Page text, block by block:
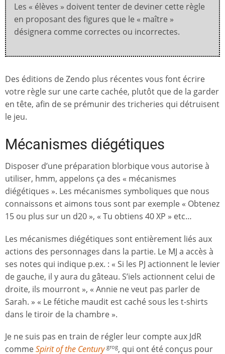
Les « élèves » doivent tenter de deviner cette règle
en proposant des figures que le « maître »
désignera comme correctes ou incorrectes.
Des éditions de Zendo plus récentes vous font écrire
votre règle sur une carte cachée, plutôt que de la garder
en tête, afin de se prémunir des tricheries qui détruisent
le jeu.
Mécanismes diégétiques
Disposer d’une préparation blorbique vous autorise à
utiliser, hmm, appelons ça des « mécanismes
diégétiques ». Les mécanismes symboliques que nous
connaissons et aimons tous sont par exemple « Obtenez
15 ou plus sur un d20 », « Tu obtiens 40 XP » etc…
Les mécanismes diégétiques sont entièrement liés aux
actions des personnages dans la partie. Le MJ a accès à
ses notes qui indique p.ex. : « Si les PJ actionnent le levier
de gauche, il y aura du gâteau. S’iels actionnent celui de
droite, ils mourront », « Annie ne veut pas parler de
Sarah. » « Le fétiche maudit est caché sous les t-shirts
dans le tiroir de la chambre ».
Je ne suis pas en train de régler leur compte aux JdR
commeSpirit of the Century grog, qui ont été conçus pour